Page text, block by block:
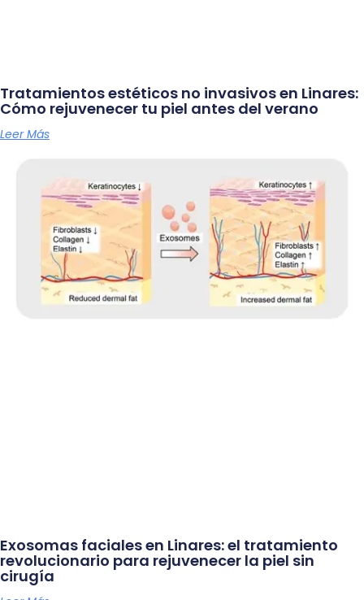
Tratamientos estéticos no invasivos en Linares:
Cómo rejuvenecer tu piel antes del verano
Leer Más
Exosomas faciales en Linares: el tratamiento
revolucionario para rejuvenecer la piel sin
cirugía